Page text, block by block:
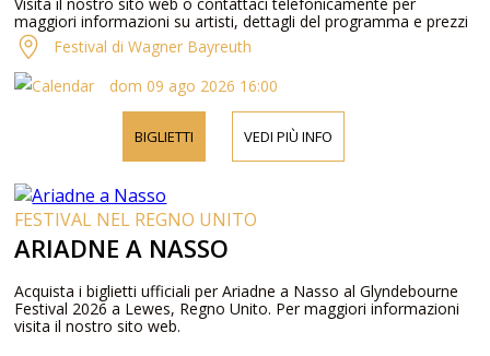
maggiori informazioni su artisti, dettagli del programma e prezzi
dei biglietti.Festival di Wagner Bayreuth
dom 09 ago 2026 16:00
BIGLIETTI VEDI PIÙ INFO
FESTIVAL NEL REGNO UNITO
ARIADNE A NASSO
Acquista i biglietti ufficiali per Ariadne a Nasso al Glyndebourne
Festival 2026 a Lewes, Regno Unito. Per maggiori informazioni
visita il nostro sito web.